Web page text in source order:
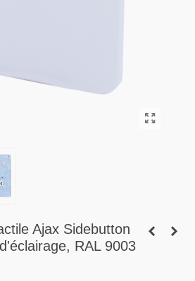
Ajax Sidebutton
RAL 9003